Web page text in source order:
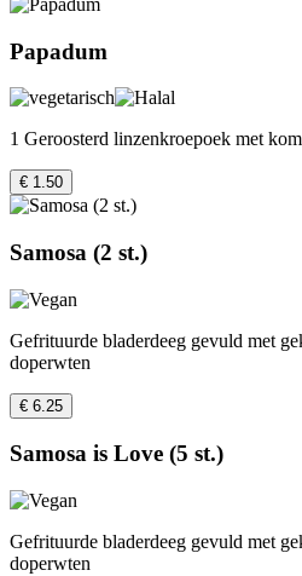
Papadum
1 Geroosterd linzenkroepoek met
€ 1.50
Samosa (2 st.)
Gefrituurde bladerdeeg gevuld met
doperwten
€ 6.25
Samosa is Love (5 st.)
Gefrituurde bladerdeeg gevuld met
doperwten